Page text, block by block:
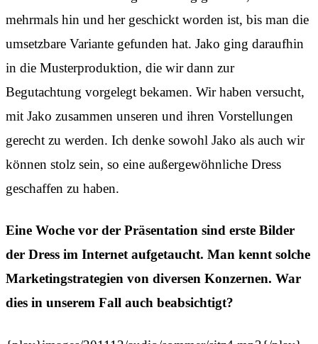
mehrmals hin und her geschickt worden ist, bis man die
umsetzbare Variante gefunden hat. Jako ging daraufhin
in die Musterproduktion, die wir dann zur
Begutachtung vorgelegt bekamen. Wir haben versucht,
mit Jako zusammen unseren und ihren Vorstellungen
gerecht zu werden. Ich denke sowohl Jako als auch wir
können stolz sein, so eine außergewöhnliche Dress
geschaffen zu haben.
Eine Woche vor der Präsentation sind erste Bilder
der Dress im Internet aufgetaucht. Man kennt solche
Marketingstrategien von diversen Konzernen. War
dies in unserem Fall auch beabsichtigt?